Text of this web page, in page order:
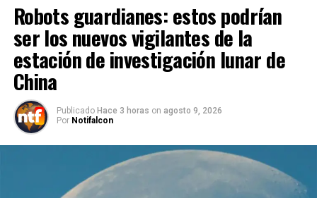
Robots guardianes: estos podrían
ser los nuevos vigilantes de la
estación de investigación lunar de
China
Publicado Hace 3 horas on agosto 9, 2026
Por Notifalcon